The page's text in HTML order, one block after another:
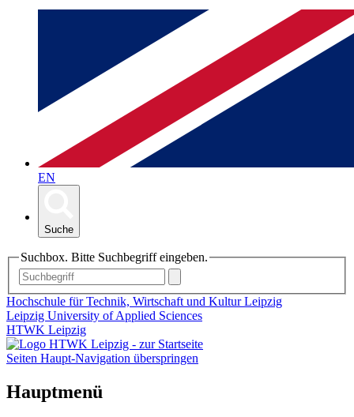
EN
Suche
Suchbox. Bitte Suchbegriff eingeben.
Hochschule für Technik, Wirtschaft und Kultur Leipzig
Leipzig University of Applied Sciences
HTWK Leipzig
Seiten Haupt-Navigation überspringen
Hauptmenü